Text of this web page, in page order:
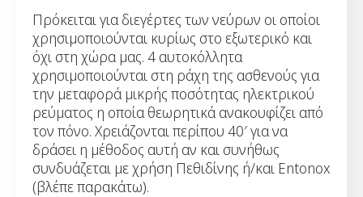
Πρόκειται για διεγέρτες των νεύρων οι οποίοι
χρησιμοποιούνται κυρίως στο εξωτερικό και
όχι στη χώρα μας. 4 αυτοκόλλητα
χρησιμοποιούνται στη ράχη της ασθενούς για
την μεταφορά μικρής ποσότητας ηλεκτρικού
ρεύματος η οποία θεωρητικά ανακουφίζει από
τον πόνο. Χρειάζονται περίπου 40′ για να
δράσει η μέθοδος αυτή αν και συνήθως
συνδυάζεται με χρήση Πεθιδίνης ή/και Entοnox
(βλέπε παρακάτω).